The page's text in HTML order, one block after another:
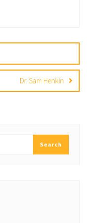
Dr. Sam Henkin